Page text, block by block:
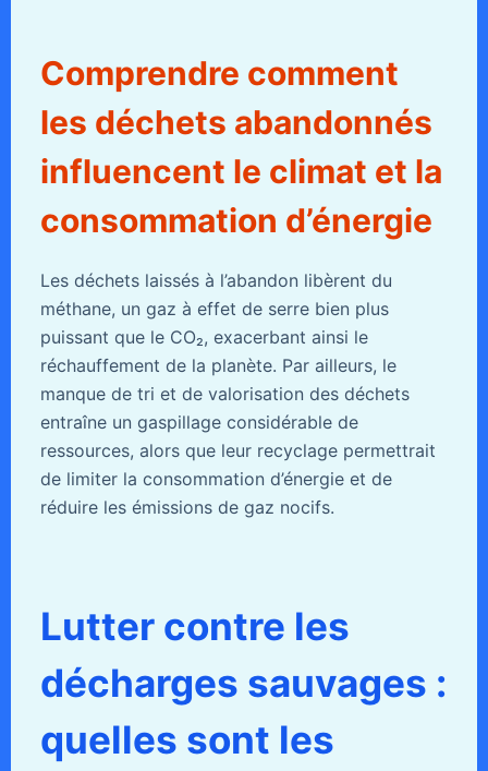
Comprendre comment
les déchets abandonnés
influencent le climat et la
consommation d’énergie
Les déchets laissés à l’abandon libèrent du
méthane, un gaz à effet de serre bien plus
puissant que le CO₂, exacerbant ainsi le
réchauffement de la planète. Par ailleurs, le
manque de tri et de valorisation des déchets
entraîne un gaspillage considérable de
ressources, alors que leur recyclage permettrait
de limiter la consommation d’énergie et de
réduire les émissions de gaz nocifs.
Lutter contre les
décharges sauvages :
quelles sont les